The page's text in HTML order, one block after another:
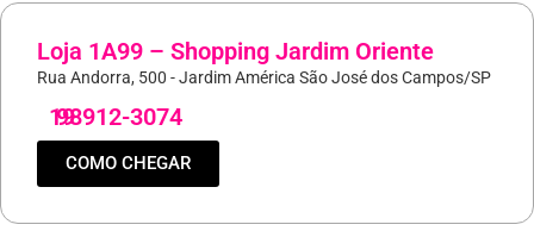
Loja 1A99 – Shopping Jardim Oriente
Rua Andorra, 500 - Jardim América São José dos Campos/SP
19
98912-3074
COMO CHEGAR